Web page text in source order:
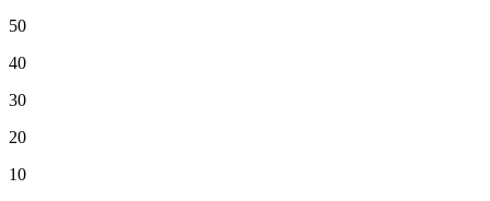
50
40
30
20
10